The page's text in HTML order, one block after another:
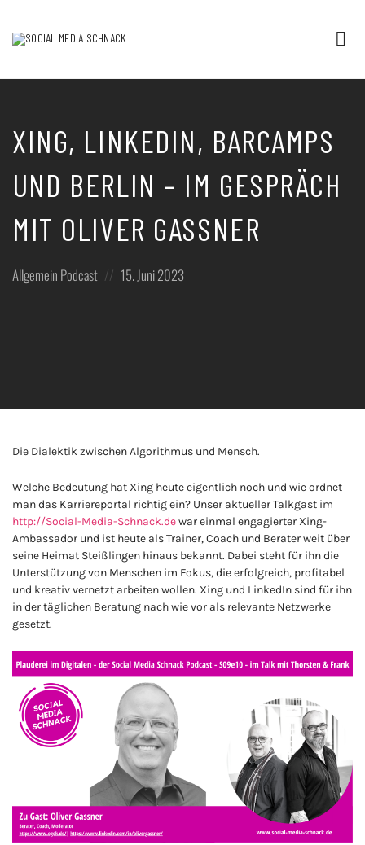
und
digitale
Kommunikation
/
Ising
XING, LINKEDIN, BARCAMPS
UND BERLIN – IM GESPRÄCH
MIT OLIVER GASSNER
Posted
Allgemein Podcast
Posted
15. Juni 2023
Die Dialektik zwischen Algorithmus und Mensch.
Welche Bedeutung hat Xing heute eigentlich noch und wie ordnet
man das Karriereportal richtig ein? Unser aktueller Talkgast im
http://Social-Media-Schnack.dewar einmal engagierter Xing-
Ambassador und ist heute als Trainer, Coach und Berater weit über
seine Heimat Steißlingen hinaus bekannt. Dabei steht für ihn die
Unterstützung von Menschen im Fokus, die erfolgreich, profitabel
und kreativ vernetzt arbeiten wollen. Xing und LinkedIn sind für ihn
in der täglichen Beratung nach wie vor als relevante Netzwerke
gesetzt.